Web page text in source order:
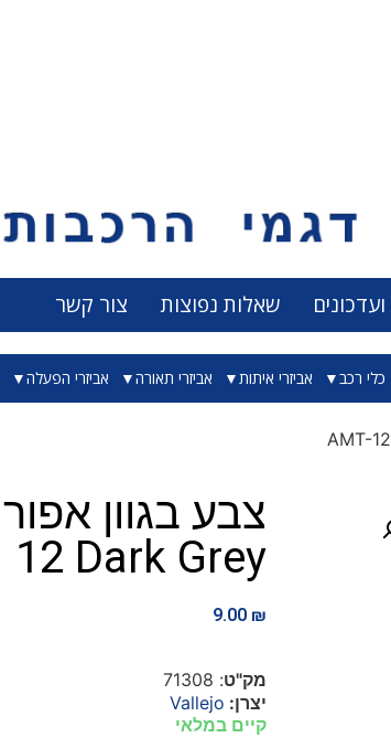
שאלות נפוצות צור קשר
כלי רכב אביזרי איתות אביזרי תאורה אביזרי הפעלה
12 Dark Grey
9.00 ₪
מק"ט: 71308
יצרן: Vallejo
קיים במלאי